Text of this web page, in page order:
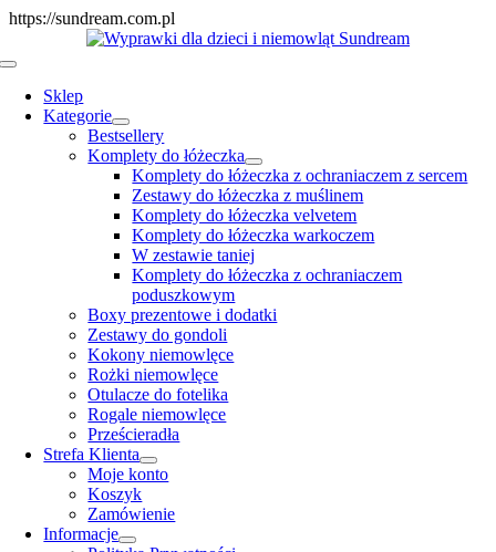
https://sundream.com.pl
to
Toggle
Navigation
Sklep
Kategorie
Bestsellery
Komplety do łóżeczka
Komplety do łóżeczka z ochraniaczem z sercem
Zestawy do łóżeczka z muślinem
Komplety do łóżeczka velvetem
Komplety do łóżeczka warkoczem
W zestawie taniej
Komplety do łóżeczka z ochraniaczem
poduszkowym
Boxy prezentowe i dodatki
Zestawy do gondoli
Kokony niemowlęce
Rożki niemowlęce
Otulacze do fotelika
Rogale niemowlęce
Prześcieradła
Strefa Klienta
Moje konto
Koszyk
Zamówienie
Informacje